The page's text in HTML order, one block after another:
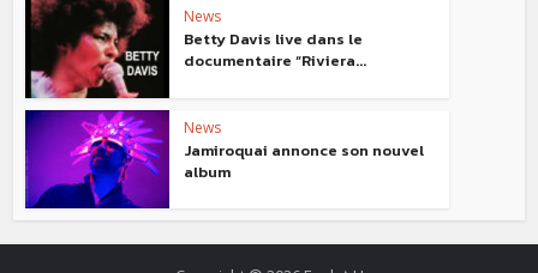
News
Betty Davis live dans le
documentaire “Riviera...
News
Jamiroquai annonce son nouvel
album